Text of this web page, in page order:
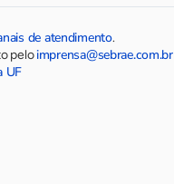
de atendimento.
peloimprensa@sebrae.com.br
UF